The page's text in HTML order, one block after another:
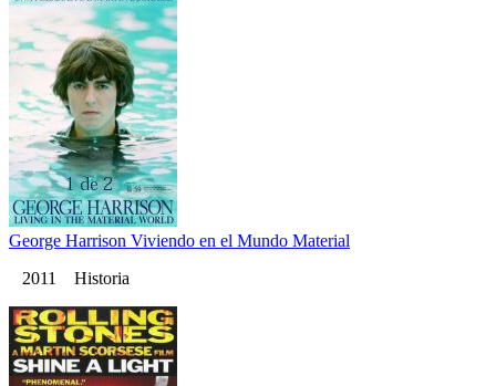
George Harrison Viviendo en el Mundo Material
2011 Historia